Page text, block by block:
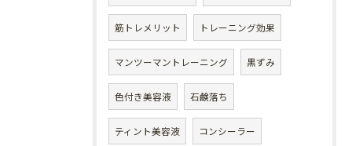
筋トレメリット トレーニング効果
マンツーマントレーニング 黒ずみ
色付き美容液 石鹸落ち
ティント美容液 コンシーラー